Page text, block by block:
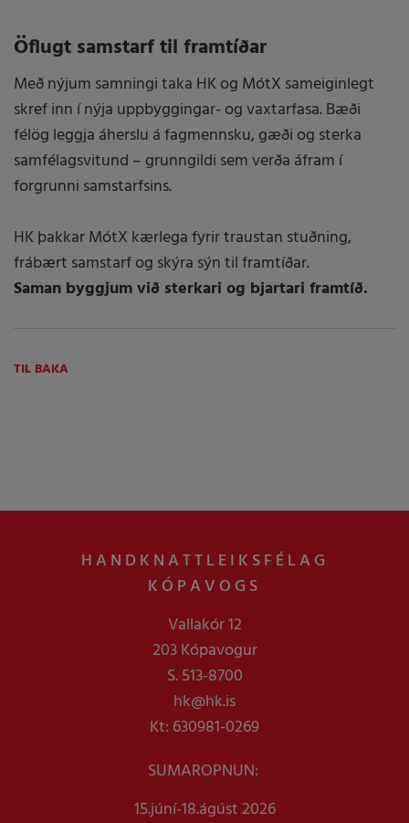
Öflugt samstarf til framtíðar
Með nýjum samningi taka HK og MótX sameiginlegt
skref inn í nýja uppbyggingar- og vaxtarfasa. Bæði
félög leggja áherslu á fagmennsku, gæði og sterka
samfélagsvitund – grunngildi sem verða áfram í
forgrunni samstarfsins.
HK þakkar MótX kærlega fyrir traustan stuðning,
frábært samstarf og skýra sýn til framtíðar.
Saman byggjum við sterkari og bjartari framtíð.
TIL BAKA
HANDKNATTLEIKSFÉLAG
KÓPAVOGS
Vallakór 12
203 Kópavogur
S. 513-8700
hk@hk.is
Kt: 630981-0269
SUMAROPNUN:
15.júní-18.ágúst 2026